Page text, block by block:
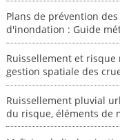
Plans de prévention
d'inondation : Guide
Ruissellement et risque
gestion spatiale des
Ruissellement pluvial
du risque, éléments de